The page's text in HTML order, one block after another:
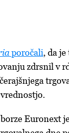
poročali, da
zdrsnil v
borzeEuronext